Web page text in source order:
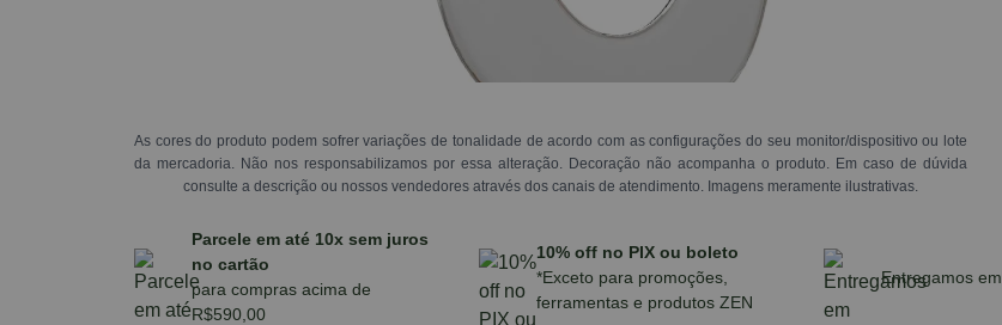
As cores do produto podem sofrer variações de tonalidade de acordo com as configurações do seu monitor/dispositivo ou lote
da mercadoria. Não nos responsabilizamos por essa alteração. Decoração não acompanha o produto. Em caso de dúvida
consulte a descrição ou nossos vendedores através dos canais de atendimento. Imagens meramente ilustrativas.
Parcele em até 10x sem juros
no cartão
para compras acima de
R$590,00
10% off no PIX ou boleto
*Exceto para promoções,
ferramentas e produtos ZEN
Entregamos em